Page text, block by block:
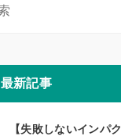
最新記事
【失敗しないインパク